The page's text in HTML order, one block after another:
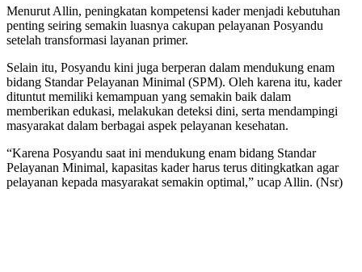
Menurut Allin, peningkatan kompetensi kader menjadi kebutuhan
penting seiring semakin luasnya cakupan pelayanan Posyandu
setelah transformasi layanan primer.
Selain itu, Posyandu kini juga berperan dalam mendukung enam
bidang Standar Pelayanan Minimal (SPM). Oleh karena itu, kader
dituntut memiliki kemampuan yang semakin baik dalam
memberikan edukasi, melakukan deteksi dini, serta mendampingi
masyarakat dalam berbagai aspek pelayanan kesehatan.
“Karena Posyandu saat ini mendukung enam bidang Standar
Pelayanan Minimal, kapasitas kader harus terus ditingkatkan agar
pelayanan kepada masyarakat semakin optimal,” ucap Allin. (Nsr)